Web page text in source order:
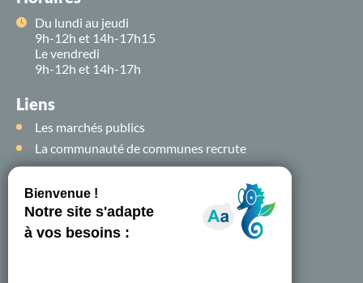
Du lundi au jeudi
9h-12h et 14h-17h15
Le vendredi
9h-12h et 14h-17h
Liens
Les marchés publics
La communauté de communes recrute
Suivez-nous sur
les
réseaux sociaux !